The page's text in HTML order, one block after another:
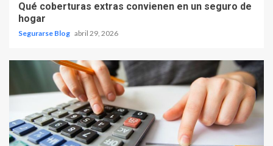
Qué coberturas extras convienen en un seguro de
hogar
Segurarse Blog abril 29, 2026